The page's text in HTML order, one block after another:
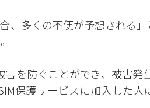
、多くの不便が予想される」
を防ぐことができ、被害発
保護サービスに加入した人